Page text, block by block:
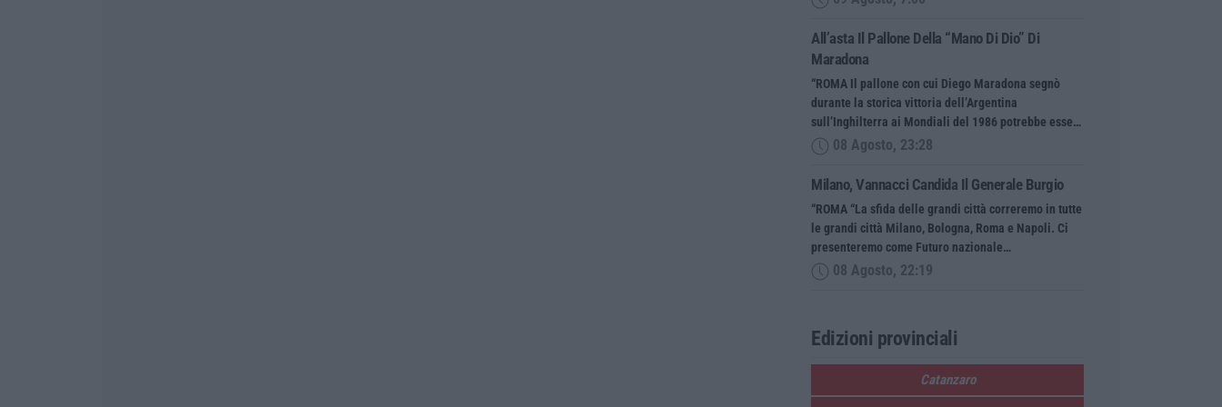
All’asta Il Pallone Della “mano Di Dio” Di
Maradona
“ROMA Il pallone con cui Diego Maradona segnò
durante la storica vittoria dell’Argentina
sull’Inghilterra ai Mondiali del 1986 potrebbe esse…
08 Agosto, 23:28
Milano, Vannacci Candida Il Generale Burgio
“ROMA “La sfida delle grandi città correremo in tutte
le grandi città Milano, Bologna, Roma e Napoli. Ci
presenteremo come Futuro nazionale…
08 Agosto, 22:19
Edizioni provinciali
Catanzaro